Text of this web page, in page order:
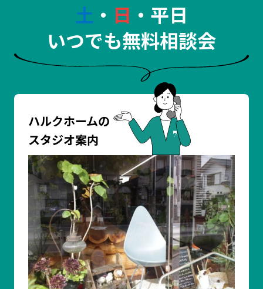
土 ・ 日 ・平日
いつでも無料相談会
ハルクホームの
スタジオ案内